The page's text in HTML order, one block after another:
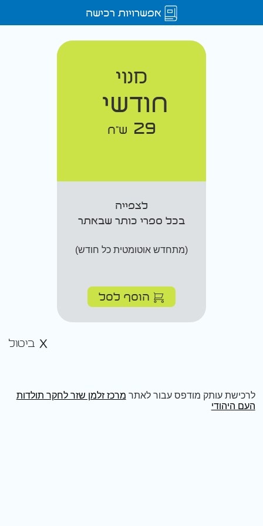
אפשרויות רכישה
מנוי
חודשי
29 ש"ח
לצפייה
בכל ספרי כותר שבאתר
(מתחדש אוטומטית כל חודש)
הוסף לסל
ביטול
לרכישת עותק מודפס עבור לאתר מרכז זלמן שזר לחקר תולדות
העם היהודי